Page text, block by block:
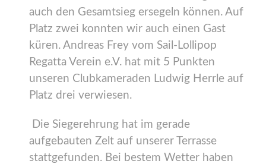
auch den Gesamtsieg ersegeln können. Auf
Platz zwei konnten wir auch einen Gast
küren. Andreas Frey vom Sail-Lollipop
Regatta Verein e.V. hat mit 5 Punkten
unseren Clubkameraden Ludwig Herrle auf
Platz drei verwiesen.
Die Siegerehrung hat im gerade
aufgebauten Zelt auf unserer Terrasse
stattgefunden. Bei bestem Wetter haben